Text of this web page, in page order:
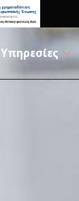
Υπηρεσίες